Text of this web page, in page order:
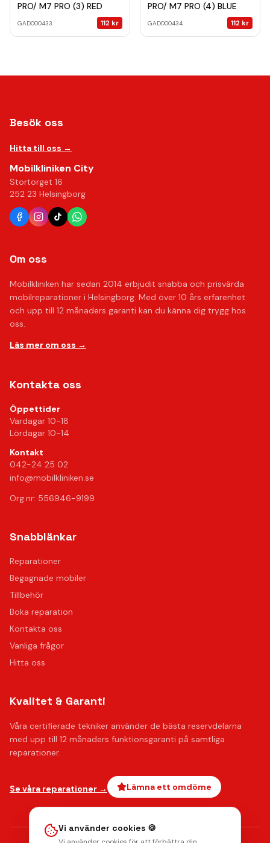
PRO/ M7 PRO (3) RED
GAD000433 112 kr
PRO/ M7 PRO (4) BLUE
GAD000434 112 kr
Besök oss
Hitta till oss →
Mobilkliniken City
Stortorget 16
252 23 Helsingborg
Om oss
Mobilkliniken har sedan 2014 erbjudit snabba och prisvärda
mobilreparationer i Helsingborg. Med över 10 års erfarenhet
och upp till 12 månaders garanti kan du känna dig trygg hos
oss.
Läs mer om oss →
Kontakta oss
Öppettider
Vardagar 10-18
Lördagar 10-14
Kontakt
042-24 25 02
info@mobilkliniken.se
Org.nr: 556946-9199
Snabblänkar
Reparationer
Begagnade mobiler
Tillbehör
Boka reparation
Kontakta oss
Vanliga frågor
Hitta oss
Kvalitet & Garanti
Våra certifierade tekniker använder de bästa reservdelarna
med upp till 12 månaders funktionsgaranti på samtliga
reparationer.
Se våra reparationer → Lämna ett omdöme
Vi använder cookies 🍪